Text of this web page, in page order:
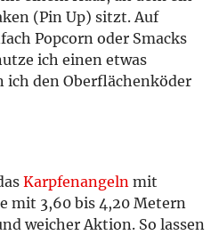
(Pin Up) sitzt. Auf
Popcorn oder Smacks
ich einen etwas
ich den Oberflächenköder
Karpfenangeln mit
mit 3,60 bis ­4,20 ­Metern
weicher Aktion. So lassen